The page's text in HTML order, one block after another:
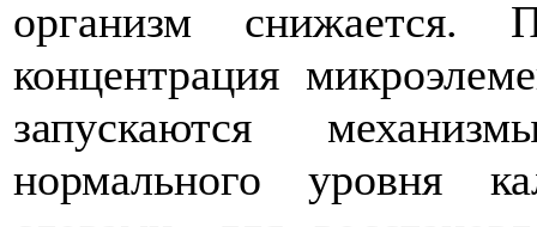
организм снижается.
концентрация
запускаются
нормального уровня